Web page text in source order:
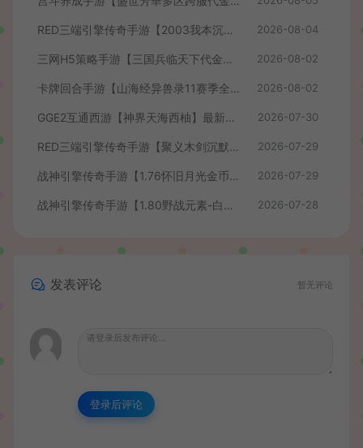
RED三端引擎传奇手游【2003我本沉默】最新整理Win系服务端+安卓苹果PC三端+详细搭建教程 2026-08-04
三网H5策略手游【三国兵临天下代金券内购七合修复版】最新整理单机一键即玩镜像端+Linux手工服务端+管理后台+GM授权后台+简易安卓客户端+详细搭建教程+视频教程 2026-08-02
卡牌回合手游【山海经异兽录11赛季全人物代金券内购版】最新整理WIN系服务端+授权GM后台+管理后台+热更修改工具+安卓+详细搭建教程 2026-08-02
GGE2互通西游【神界天海西柚】最新整理Win系服务端+安卓苹果PC三端+内置GM工具+全套源码+详细搭建教程+视频教程 2026-07-30
RED三端引擎传奇手游【聚义木剑沉默高仿嘟嘟沉默】最新整理Win系服务端+安卓苹果PC三端+详细搭建教程 2026-07-29
战神引擎传奇手游【1.76怀旧月光金币版】最新整理Win系复古服务端+安卓苹果双端+GM授权物品后台+详细搭建教程 2026-07-29
战神引擎传奇手游【1.80野战元素-白猪7.2免授权】最新整理Win系特色服务端+安卓+GM授权物品后台+详细搭建教程 2026-07-28
发表评论 暂无评论
登录后评论